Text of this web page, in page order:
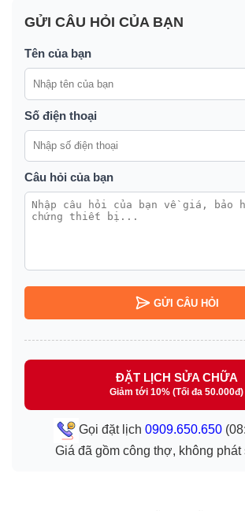
GỬI CÂU HỎI CỦA BẠN
Tên của bạn
Số điện thoại
Câu hỏi của bạn
GỬI CÂU HỎI
ĐẶT LỊCH SỬA CHỮA
Giảm tới 10% (Tối đa 50.000đ)
Gọi đặt lịch 0909.650.650
Giá đã gồm công thợ, không phát